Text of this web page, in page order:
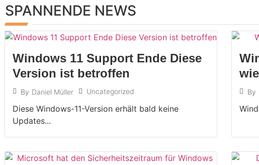
SPANNENDE NEWS
Windows 11 Support Ende Diese
Version ist betroffen
By Daniel Müller Uncategorized
Diese Windows-11-Version erhält bald keine
Updates...
By